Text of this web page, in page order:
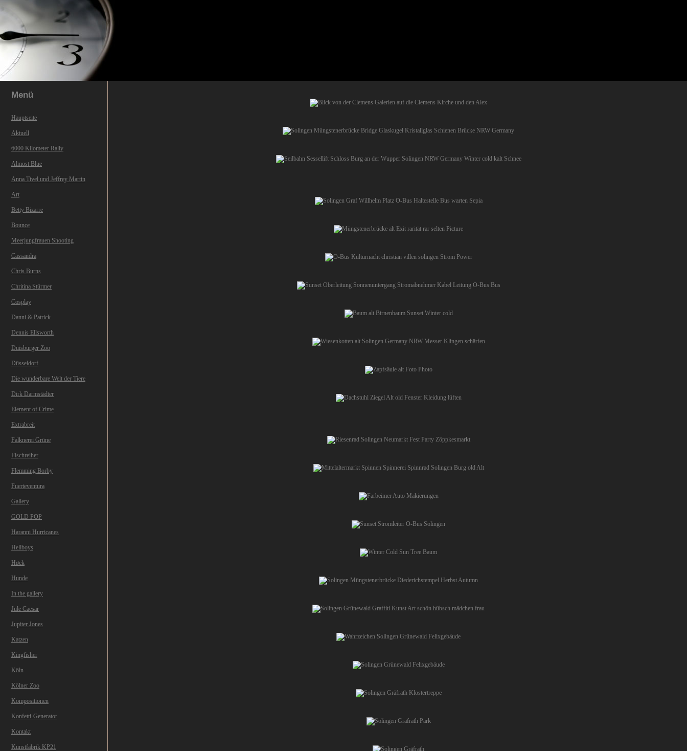
Menü
Hauptseite
Aktuell
6000 Kilometer Rally
Almost Blue
Anna Tivel und Jeffrey Martin
Art
Betty Bizarre
Bounce
Meerjungfrauen Shooting
Cassandra
Chris Burns
Chritina Stürmer
Cosplay
Danni & Patrick
Dennis Ellsworth
Duisburger Zoo
Düsseldorf
Die wunderbare Welt der Tiere
Dirk Darmstädter
Element of Crime
Extrabreit
Falknerei Grüne
Fischreiher
Flemming Borby
Fuerteventura
Gallery
GOLD POP
Haranni Hurricanes
Hellboys
Høek
Hunde
In the gallery
Jule Caesar
Jupiter Jones
Katzen
Kingfisher
Köln
Kölner Zoo
Kompositionen
Konfetti-Generator
Kontakt
Kunstfabrik KP21